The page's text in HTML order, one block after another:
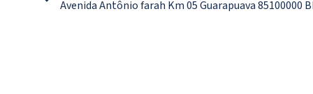
Avenida Antônio farah Km 05 Guarapuava 85100000